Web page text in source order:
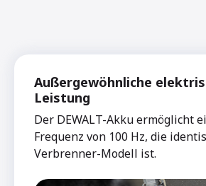
Außergewöhnliche
Leistung
Der DEWALT-Akku ermöglicht
Frequenz von 100 Hz, die
Verbrenner-Modell ist.